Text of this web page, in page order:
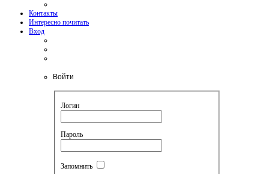
Контакты
Интересно почитать
Вход
Войти
Логин
Пароль
Запомнить